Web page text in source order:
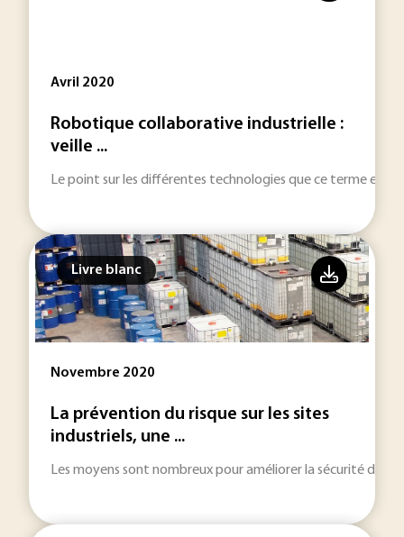
Avril 2020
Robotique collaborative industrielle :
veille ...
Le point sur les différentes technologies que ce terme
Livre blanc
Novembre 2020
La prévention du risque sur les sites
industriels, une ...
Les moyens sont nombreux pour améliorer la sécurité des